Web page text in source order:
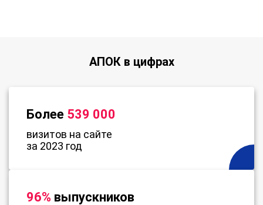
АПОК в цифрах
Более 539 000
визитов на сайте
за 2023 год
96% выпускников